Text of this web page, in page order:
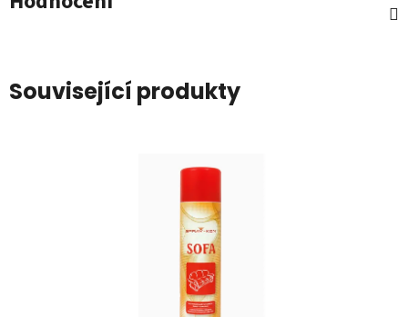
Související produkty